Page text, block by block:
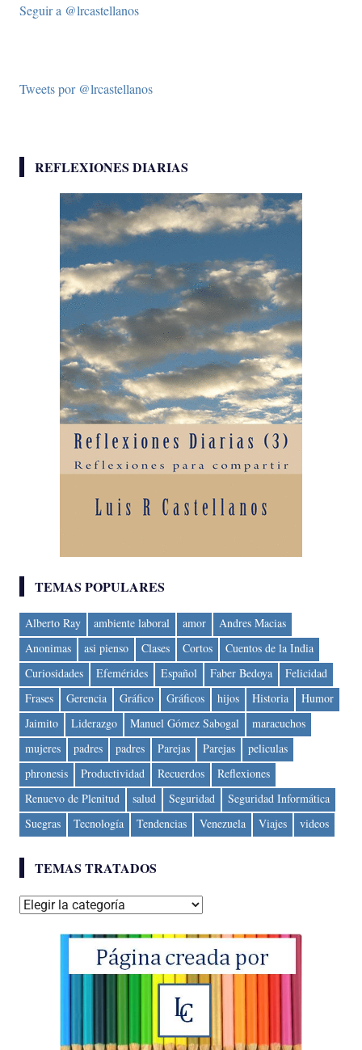
Seguir a @lrcastellanos
Tweets por @lrcastellanos
REFLEXIONES DIARIAS
TEMAS POPULARES
Alberto Ray ambiente laboral amor
Andres Macias
Anonimas
asi pienso Clases Cortos
Cuentos de la India
Curiosidades
Efemérides Español Faber Bedoya
Felicidad
Frases
Gerencia Gráfico Gráficos hijos Historia
Humor
Jaimito
Liderazgo Manuel Gómez Sabogal
maracuchos
mujeres
padres padres Parejas Parejas
peliculas
phronesis
Productividad Recuerdos
Reflexiones
Renuevo de Plenitud
salud Seguridad
Seguridad Informática
Suegras
Tecnología Tendencias Venezuela Viajes videos
TEMAS TRATADOS
Temas